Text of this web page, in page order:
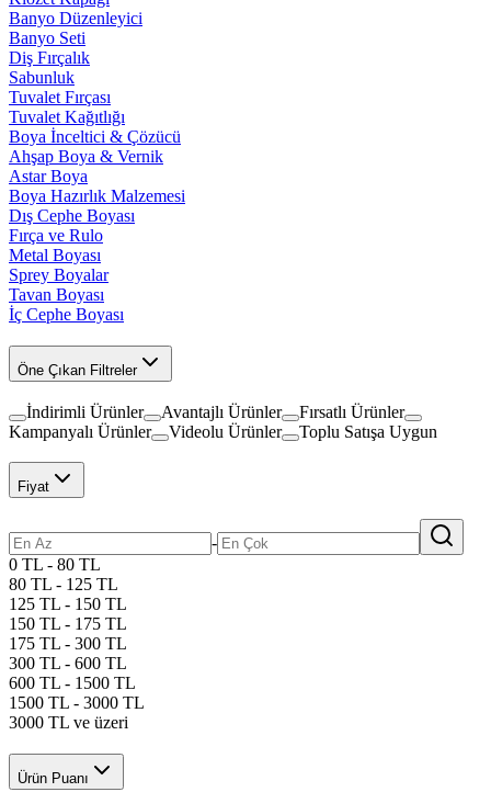
Banyo Düzenleyici
Banyo Seti
Diş Fırçalık
Sabunluk
Tuvalet Fırçası
Tuvalet Kağıtlığı
Boya İnceltici & Çözücü
Ahşap Boya & Vernik
Astar Boya
Boya Hazırlık Malzemesi
Dış Cephe Boyası
Fırça ve Rulo
Metal Boyası
Sprey Boyalar
Tavan Boyası
İç Cephe Boyası
Öne Çıkan Filtreler
İndirimli Ürünler Avantajlı Ürünler
Fırsatlı Ürünler
Kampanyalı Ürünler
Videolu Ürünler Toplu Satışa Uygun
Fiyat
-
0 TL - 80 TL
80 TL - 125 TL
125 TL - 150 TL
150 TL - 175 TL
175 TL - 300 TL
300 TL - 600 TL
600 TL - 1500 TL
1500 TL - 3000 TL
3000 TL ve üzeri
Ürün Puanı